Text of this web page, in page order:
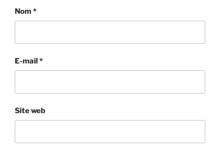
Nom*
E-mail*
Site web